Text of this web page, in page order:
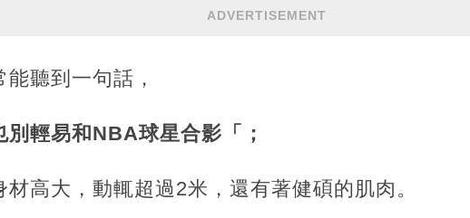
ADVERTISEMENT
能聽到一句話，
別輕易和NBA球星合影「；
材高大，動輒超過2米，還有著健碩的肌肉。